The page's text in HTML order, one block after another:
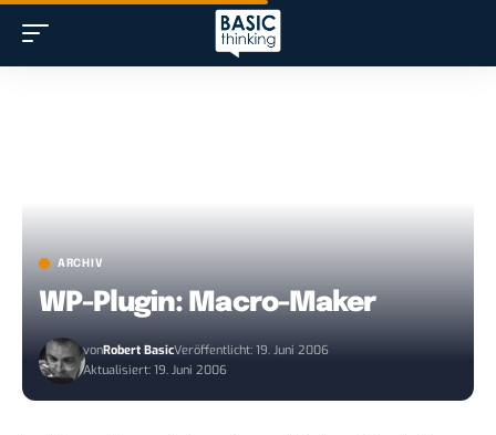
ARCHIV
WP-Plugin: Macro-Maker
vonRobert BasicVeröffentlicht: 19. Juni 2006
Aktualisiert: 19. Juni 2006